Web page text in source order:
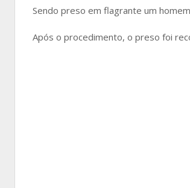
Sendo preso em flagrante um
Após o procedimento, o preso foi